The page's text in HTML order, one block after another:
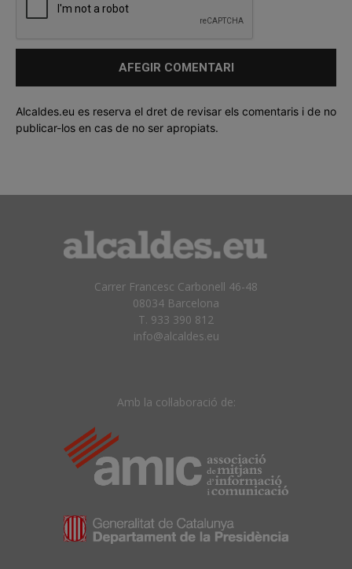
Alcaldes.eu es reserva el dret de revisar els comentaris i de no
publicar-los en cas de no ser apropiats.
Carrer Francesc Carbonell 46-48
08034 Barcelona
T. 933 390 812
info@alcaldes.eu
Amb la col·laboració de: